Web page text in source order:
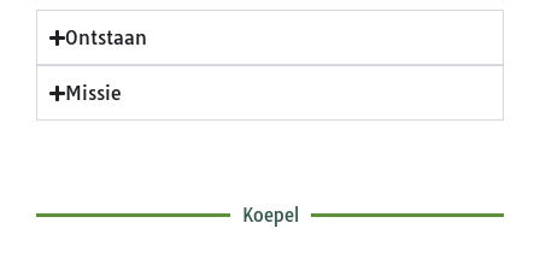
Ontstaan
Missie
Koepel